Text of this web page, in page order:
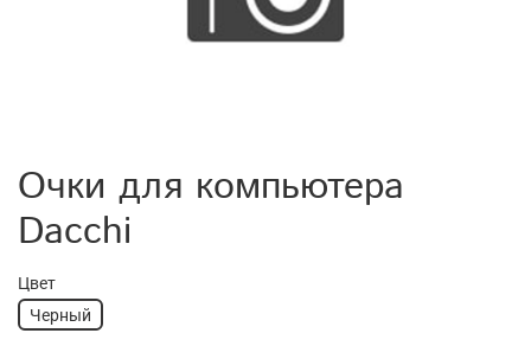
Очки для компьютера
Dacchi
Цвет
Черный